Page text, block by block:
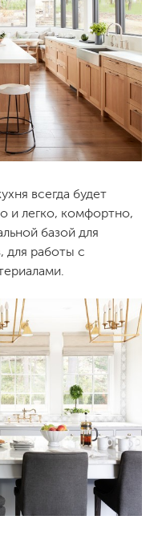
всегда будет
и легко, комфортно,
базой для
для работы с